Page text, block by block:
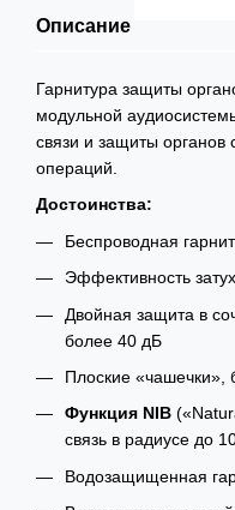
Описание
Гарнитура защиты
модульной
связи и защиты
операций.
Достоинства:
Беспроводная
Эффективность
Двойная защита в
более 40 дБ
Плоские «чашечки»,
Функция NIB
связь в радиусе до
Водозащищенная